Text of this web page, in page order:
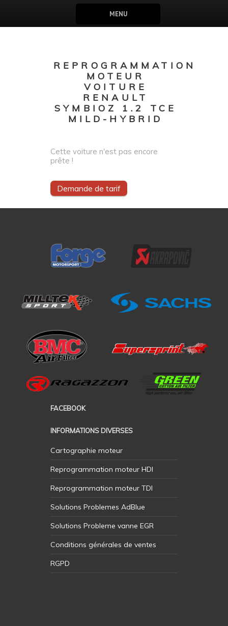
MENU
REPROGRAMMATION
MOTEUR
VOITURE
RENAULT
SYMBIOZ 1.2 TCE
MILD-HYBRID
Cette voiture n'est pas encore
prête !
Demande de tarif
FACEBOOK
INFORMATIONS DIVERSES
Cartographie moteur
Reprogrammation moteur HDI
Reprogrammation moteur TDI
Solutions Problemes AdBlue
Solutions Probleme vanne EGR
Conditions générales de ventes
RGPD